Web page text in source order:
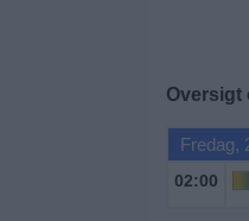
Oversigt
Fredag,
02:00